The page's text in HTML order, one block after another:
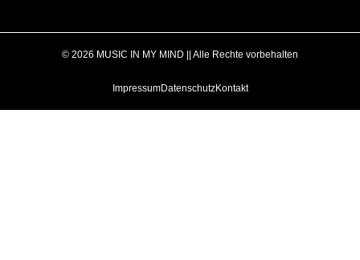
© 2026 MUSIC IN MY MIND || Alle Rechte vorbehalten
ImpressumDatenschutzKontakt